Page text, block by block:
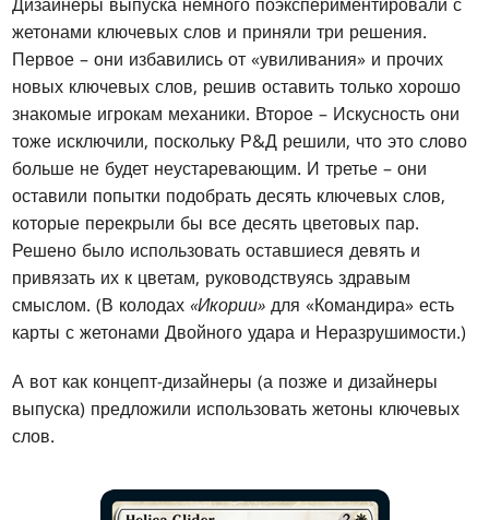
жетонами ключевых слов и приняли три решения.
Первое – они избавились от «увиливания» и прочих
новых ключевых слов, решив оставить только хорошо
знакомые игрокам механики. Второе – Искусность они
тоже исключили, поскольку Р&Д решили, что это слово
больше не будет неустаревающим. И третье – они
оставили попытки подобрать десять ключевых слов,
которые перекрыли бы все десять цветовых пар.
Решено было использовать оставшиеся девять и
привязать их к цветам, руководствуясь здравым
смыслом. (В колодах«Икории» для «Командира» есть
карты с жетонами Двойного удара и Неразрушимости.)
А вот как концепт-дизайнеры (а позже и дизайнеры
выпуска) предложили использовать жетоны ключевых
слов.